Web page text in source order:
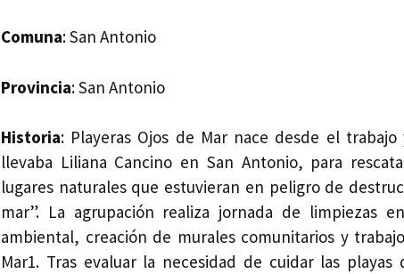
Comuna: San Antonio
Provincia: San Antonio
Historia: Playeras Ojos de Mar nace desde el
llevaba Liliana Cancino en San Antonio, para
lugares naturales que estuvieran en peligro de
mar”. La agrupación realiza jornada de limpiezas
ambiental, creación de murales comunitarios y
Mar1. Tras evaluar la necesidad de cuidar las